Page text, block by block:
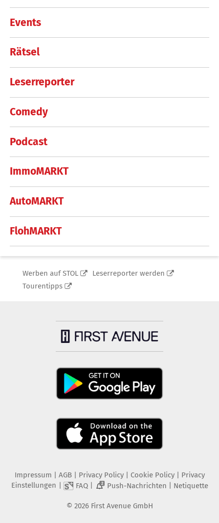
Events
Rätsel
Leserreporter
Comedy
Podcast
ImmoMARKT
AutoMARKT
FlohMARKT
Werben auf STOL
Leserreporter werden
Tourentipps
Impressum AGB Privacy Policy| Cookie Policy| Privacy
Einstellungen
FAQ| 2 Push-Nachrichten Netiquette
© 2026 First Avenue GmbH